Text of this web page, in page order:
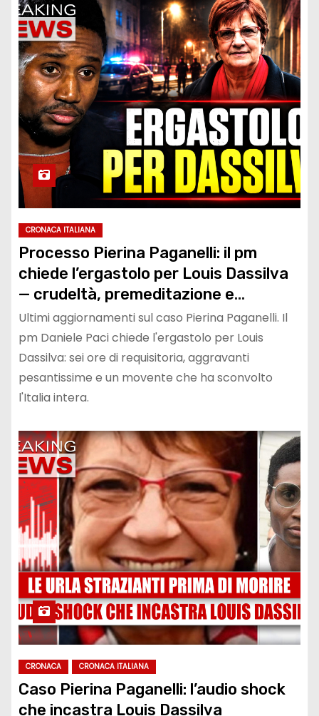
CRONACA ITALIANA
Processo Pierina Paganelli: il pm
chiede l’ergastolo per Louis Dassilva
— crudeltà, premeditazione e
tradimento al centro dell’accusa
Ultimi aggiornamenti sul caso Pierina Paganelli. Il
pm Daniele Paci chiede l'ergastolo per Louis
Dassilva: sei ore di requisitoria, aggravanti
pesantissime e un movente che ha sconvolto
l'Italia intera.
CRONACA CRONACA ITALIANA
Caso Pierina Paganelli: l’audio shock
che incastra Louis Dassilva